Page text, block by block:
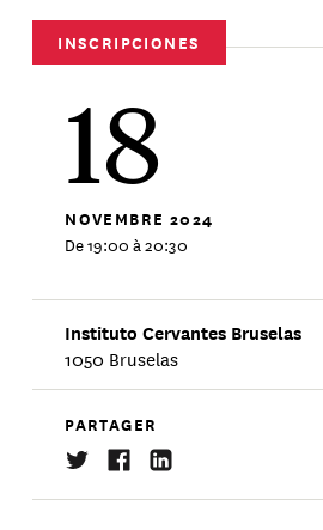
INSCRIPCIONES
18
NOVEMBRE 2024
De 19:00 à 20:30
Instituto Cervantes Bruselas
1050 Bruselas
PARTAGER